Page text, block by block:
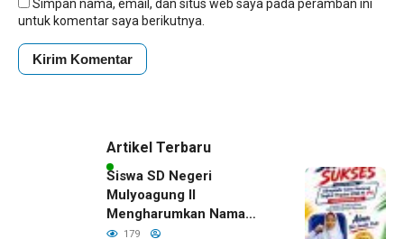
Simpan nama, email, dan situs web saya pada peramban ini
untuk komentar saya berikutnya.
Artikel Terbaru
Siswa SD Negeri
Mulyoagung II
Mengharumkan Nama
Bojonegoro Dengan
179